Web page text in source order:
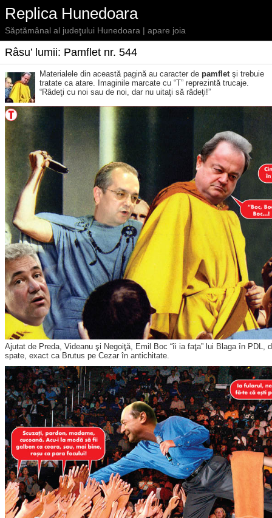
Replica Hunedoara
Săptămânal al judeţului Hunedoara | apare joia
Râsu’ lumii: Pamflet nr. 544
Materialele din această pagină au caracter de pamfletşi trebuie
tratate ca atare. Imaginile marcate cu “T” reprezintă trucaje.
“Râdeţi cu noi sau de noi, dar nu uitaţi să râdeţi!”
Ajutat de Preda, Videanu şi Negoiţă, Emil Boc “îi ia faţa” lui Blaga în PDL,
spate, exact ca Brutus pe Cezar în antichitate.